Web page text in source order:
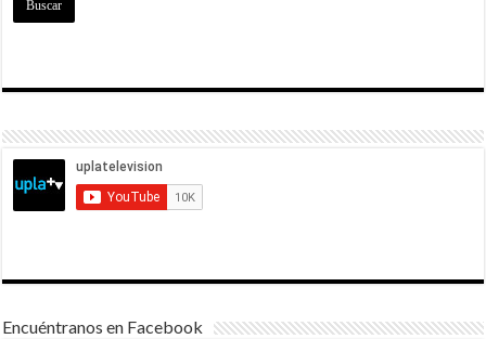
Encuéntranos en Facebook